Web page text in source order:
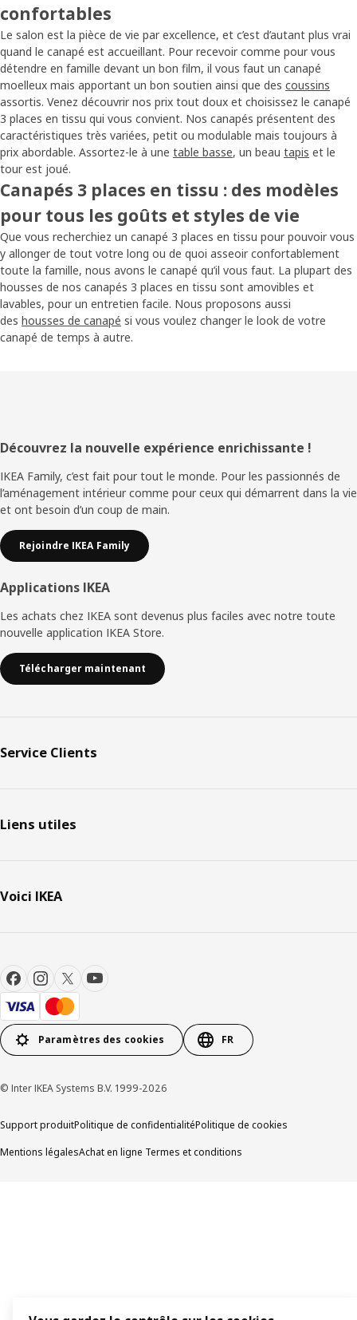
confortables
Le salon est la pièce de vie par excellence, et c’est d’autant plus vrai
quand le canapé est accueillant. Pour recevoir comme pour vous
détendre en famille devant un bon film, il vous faut un canapé
moelleux mais apportant un bon soutien ainsi que des coussins
assortis. Venez découvrir nos prix tout doux et choisissez le canapé
3 places en tissu qui vous convient. Nos canapés présentent des
caractéristiques très variées, petit ou modulable mais toujours à
prix abordable. Assortez-le à une table basse, un beau tapis et le
tour est joué.
Canapés 3 places en tissu : des modèles
pour tous les goûts et styles de vie
Que vous recherchiez un canapé 3 places en tissu pour pouvoir vous
y allonger de tout votre long ou de quoi asseoir confortablement
toute la famille, nous avons le canapé qu’il vous faut. La plupart des
housses de nos canapés 3 places en tissu sont amovibles et
lavables, pour un entretien facile. Nous proposons aussi
des housses de canapé si vous voulez changer le look de votre
canapé de temps à autre.
Pied
de
page
Découvrez la nouvelle expérience enrichissante !
IKEA Family, c’est fait pour tout le monde. Pour les passionnés de
l’aménagement intérieur comme pour ceux qui démarrent dans la vie
et ont besoin d’un coup de main.
Rejoindre IKEA Family
Applications IKEA
Les achats chez IKEA sont devenus plus faciles avec notre toute
nouvelle application IKEA Store.
Télécharger maintenant
Service Clients
Liens utiles
Voici IKEA
Paramètres des cookies FR
© Inter IKEA Systems B.V. 1999-2026
Support produitPolitique de confidentialitéPolitique de cookies
Mentions légalesAchat en ligne Termes et conditions